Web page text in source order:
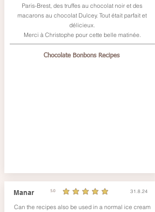
Paris-Brest, des truffes au chocolat noir et des
macarons au chocolat Dulcey. Tout était parfait et
délicieux.
Merci à Christophe pour cette belle matinée.
Chocolate Bonbons Recipes
Manar 5.0
durchschnittliches Rating ist 5 von 5 31.8.24
Can the recipes also be used in a normal ice cream